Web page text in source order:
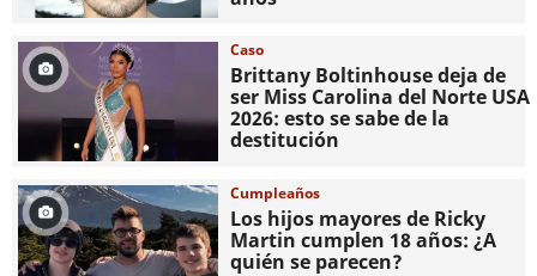
Caso
Brittany Boltinhouse deja de
ser Miss Carolina del Norte USA
2026: esto se sabe de la
destitución
Cumpleaños
Los hijos mayores de Ricky
Martin cumplen 18 años: ¿A
quién se parecen?